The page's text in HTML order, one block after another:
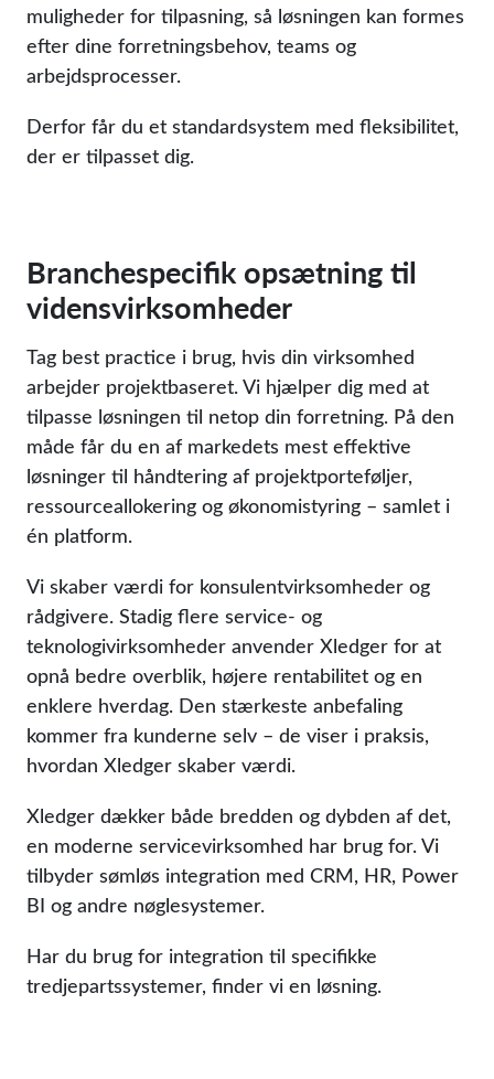
muligheder for tilpasning, så løsningen kan formes
efter dine forretningsbehov, teams og
arbejdsprocesser.
Derfor får du et standardsystem med fleksibilitet,
der er tilpasset dig.
Branchespecifik opsætning til
vidensvirksomheder
Tag best practice i brug, hvis din virksomhed
arbejder projektbaseret. Vi hjælper dig med at
tilpasse løsningen til netop din forretning. På den
måde får du en af markedets mest effektive
løsninger til håndtering af projektporteføljer,
ressourceallokering og økonomistyring – samlet i
én platform.
Vi skaber værdi for konsulentvirksomheder og
rådgivere. Stadig flere service- og
teknologivirksomheder anvender Xledger for at
opnå bedre overblik, højere rentabilitet og en
enklere hverdag. Den stærkeste anbefaling
kommer fra kunderne selv – de viser i praksis,
hvordan Xledger skaber værdi.
Xledger dækker både bredden og dybden af det,
en moderne servicevirksomhed har brug for. Vi
tilbyder sømløs integration med CRM, HR, Power
BI og andre nøglesystemer.
Har du brug for integration til specifikke
tredjepartssystemer, finder vi en løsning.